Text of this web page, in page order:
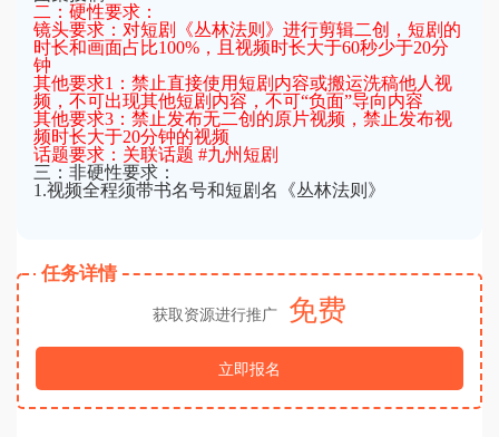
二：硬性要求：
镜头要求：对短剧《丛林法则》进行剪辑二创，短剧的
时长和画面占比100%，且视频时长大于60秒少于20分
钟
其他要求1：禁止直接使用短剧内容或搬运洗稿他人视
频，不可出现其他短剧内容，不可“负面”导向内容
其他要求3：禁止发布无二创的原片视频，禁止发布视
频时长大于20分钟的视频
话题要求：关联话题 #九州短剧
三：非硬性要求：
1.视频全程须带书名号和短剧名《丛林法则》
任务详情
获取资源进行推广 免费
立即报名